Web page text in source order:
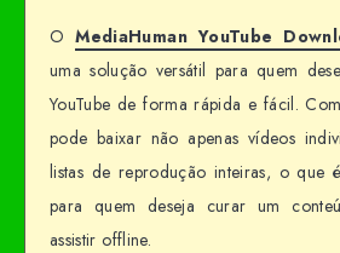
OMediaHuman YouTube
uma solução versátil para quem
YouTube de forma rápida e fácil.
pode baixar não apenas vídeos
listas de reprodução inteiras, o que
para quem deseja curar um
assistir offline.